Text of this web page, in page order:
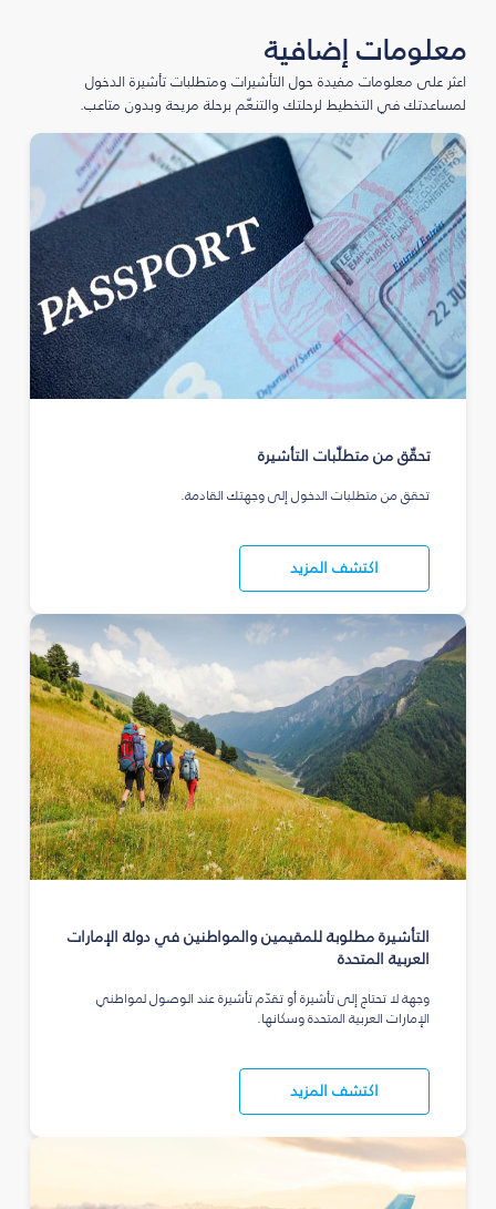
معلومات إضافية
اعثر على معلومات مفيدة حول التأشيرات ومتطلبات تأشيرة الدخول
لمساعدتك في التخطيط لرحلتك والتنعّم برحلة مريحة وبدون متاعب.
تحقّق من متطلّبات التأشيرة
تحقق من متطلبات الدخول إلى وجهتك القادمة.
اكتشف المزيد
التأشيرة مطلوبة للمقيمين والمواطنين في دولة الإمارات
العربية المتحدة
وجهة لا تحتاج إلى تأشيرة أو تقدّم تأشيرة عند الوصول لمواطني
الإمارات العربية المتحدة وسكانها.
اكتشف المزيد